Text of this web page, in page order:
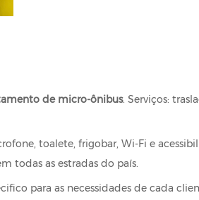
de micro-ônibus. Serviços:
toalete, frigobar, Wi-Fi e
todas as estradas do país.
para as necessidades de cada